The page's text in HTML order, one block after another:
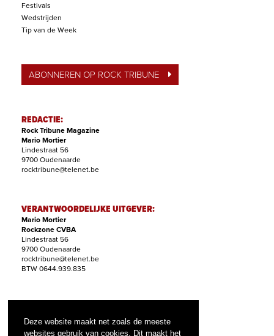
Deze website maakt net zoals de meeste
websites gebruik van cookies. Dit maakt het
Festivals
Wedstrijden
Tip van de Week
ABONNEREN OP ROCK TRIBUNE
REDACTIE:
Rock Tribune Magazine
Mario Mortier
Lindestraat 56
9700 Oudenaarde
rocktribune@telenet.be
VERANTWOORDELIJKE UITGEVER:
Mario Mortier
Rockzone CVBA
Lindestraat 56
9700 Oudenaarde
rocktribune@telenet.be
BTW 0644.939.835
Filip Nollet
abonnementen@rock-tribune.com